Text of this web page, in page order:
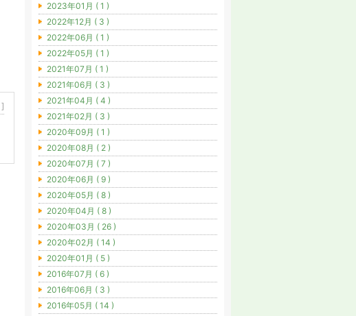
]
2023年01月 ( 1 )
2022年12月 ( 3 )
2022年06月 ( 1 )
2022年05月 ( 1 )
2021年07月 ( 1 )
2021年06月 ( 3 )
2021年04月 ( 4 )
2021年02月 ( 3 )
2020年09月 ( 1 )
2020年08月 ( 2 )
2020年07月 ( 7 )
2020年06月 ( 9 )
2020年05月 ( 8 )
2020年04月 ( 8 )
2020年03月 ( 26 )
2020年02月 ( 14 )
2020年01月 ( 5 )
2016年07月 ( 6 )
2016年06月 ( 3 )
2016年05月 ( 14 )